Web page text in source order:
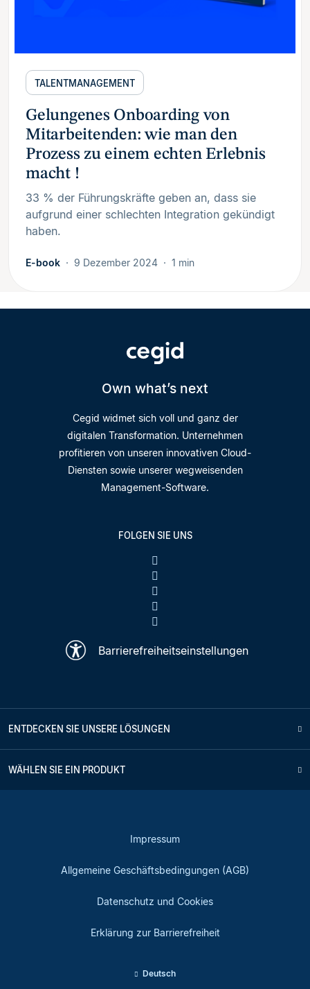
TALENTMANAGEMENT
Gelungenes Onboarding von
Mitarbeitenden: wie man den
Prozess zu einem echten Erlebnis
macht !
33 % der Führungskräfte geben an, dass sie
aufgrund einer schlechten Integration gekündigt
haben.
E-book 9 Dezember 2024 1 min
Own what’s next
Cegid widmet sich voll und ganz der
digitalen Transformation. Unternehmen
profitieren von unseren innovativen Cloud-
Diensten sowie unserer wegweisenden
Management-Software.
FOLGEN SIE UNS
Barrierefreiheitseinstellungen
ENTDECKEN SIE UNSERE LÖSUNGEN
WÄHLEN SIE EIN PRODUKT
Impressum
Allgemeine Geschäftsbedingungen (AGB)
Datenschutz und Cookies
Erklärung zur Barrierefreiheit
Deutsch